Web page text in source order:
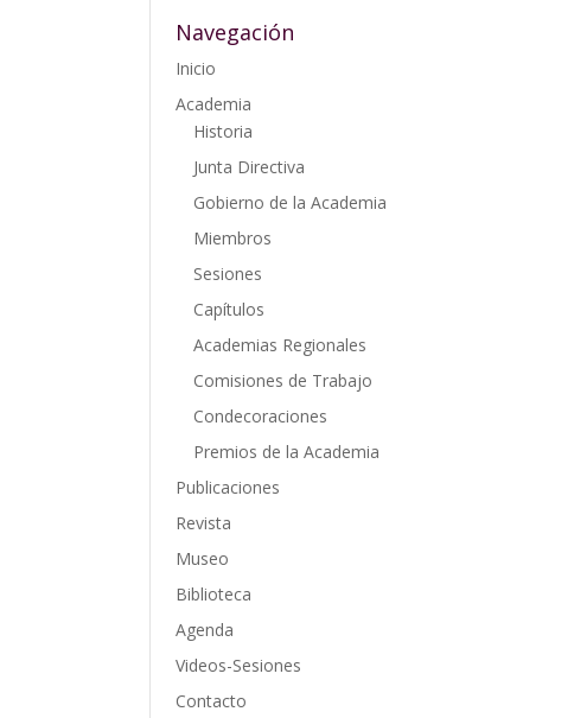
Navegación
Inicio
Academia
Historia
Junta Directiva
Gobierno de la Academia
Miembros
Sesiones
Capítulos
Academias Regionales
Comisiones de Trabajo
Condecoraciones
Premios de la Academia
Publicaciones
Revista
Museo
Biblioteca
Agenda
Videos-Sesiones
Contacto